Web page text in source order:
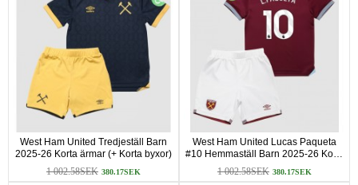
West Ham United Tredjeställ Barn
2025-26 Korta ärmar (+ Korta byxor)
1 002.58SEK 380.17SEK
West Ham United Lucas Paqueta
#10 Hemmaställ Barn 2025-26 Korta
ärmar (+ Korta byxor)
1 002.58SEK 380.17SEK